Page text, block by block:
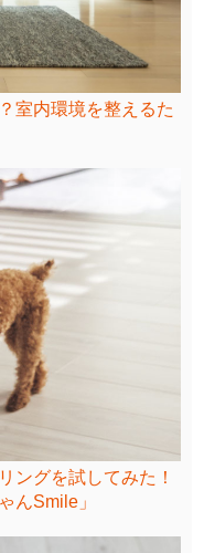
室内環境を整えるた
ングを試してみた！
んSmile」